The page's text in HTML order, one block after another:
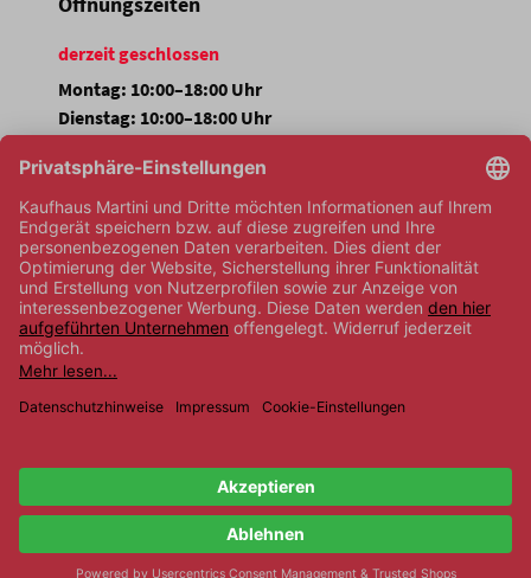
derzeit geschlossen
Montag: 10:00–18:00 Uhr
Dienstag: 10:00–18:00 Uhr
Donnerstag: 10:00–18:00 Uhr
Freitag: 10:00–18:00 Uhr
Samstag: 10:00–14:30 Uhr
Sonntag: Geschlossen
FOLGEN SIE UNS
Impressum